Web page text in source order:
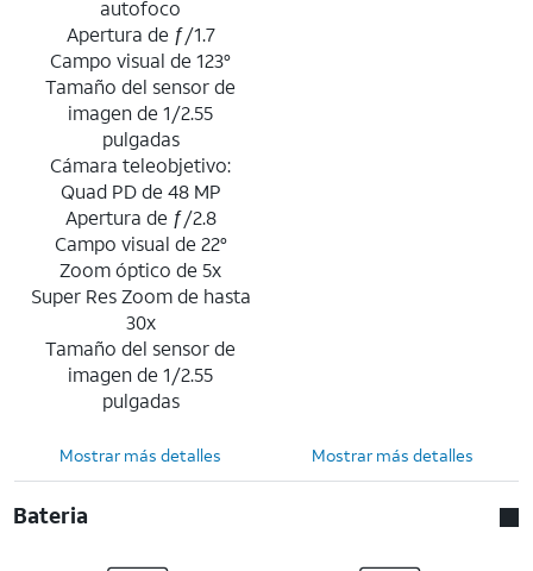
autofoco
Apertura de ƒ/1.7
Campo visual de 123°
Tamaño del sensor de
imagen de 1/2.55
pulgadas
Cámara teleobjetivo:
Quad PD de 48 MP
Apertura de ƒ/2.8
Campo visual de 22°
Zoom óptico de 5x
Super Res Zoom de hasta
30x
Tamaño del sensor de
imagen de 1/2.55
pulgadas
Mostrar más detalles Mostrar más detalles
Bateria